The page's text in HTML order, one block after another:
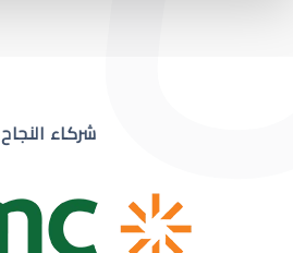
ضعف نظر مفاجئشركاء النجاح